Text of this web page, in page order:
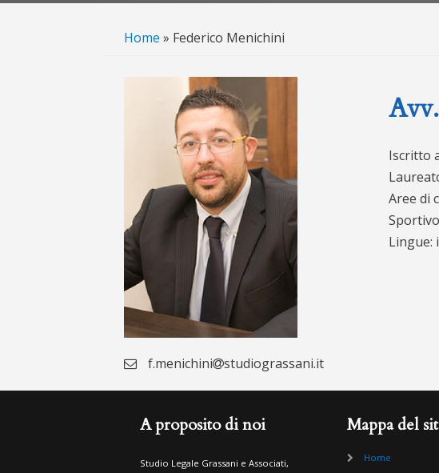
Tu sei qui
Home » Federico Menichini
f.menichini studiograssani.it
Iscritto
Aree di
Lingue:
A proposito di noi
Studio Legale Grassani e Associati,
Mappa del
Home